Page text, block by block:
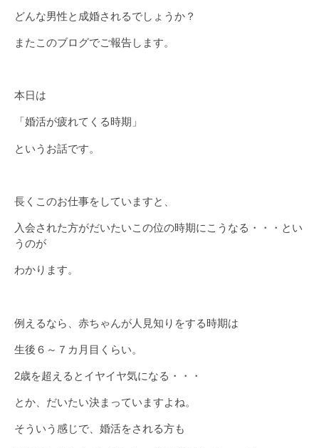
どんな男性と成婚されるでしょうか？
またこのブログでご報告します。
本日は
「婚活が疲れてくる時期」
というお話です。
長くこのお仕事をしていますと、
入会された方がだいたいこの位の時期にこうなる・・・とい
うのが
わかります。
例えるなら、赤ちゃんが人見知りをする時期は
生後６～７カ月目くらい。
2歳を超えるとイヤイヤ気になる・・・
とか、だいたい決まっていますよね。
そういう感じで、婚活をされる方も